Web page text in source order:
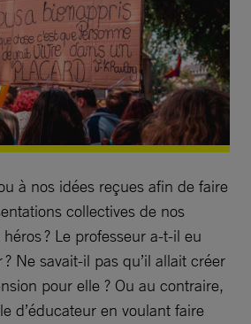
à nos idées reçues afin de faire
collectives de nos
? Le professeur a-t-il eu
Ne savait-il pas qu’il allait créer
pour elle ? Ou au contraire,
d’éducateur en voulant faire